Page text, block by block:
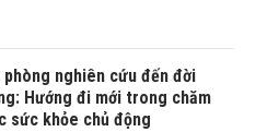
phòng nghiên cứu đến đời
Hướng đi mới trong chăm
sức khỏe chủ động